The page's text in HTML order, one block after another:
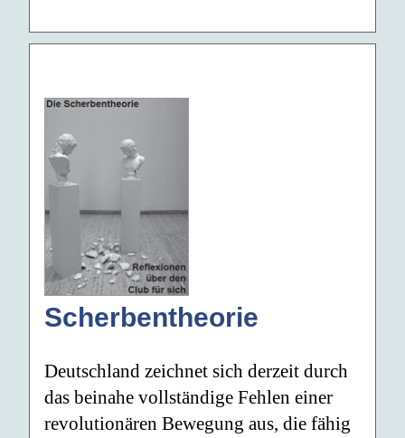
Scherbentheorie
Deutschland zeichnet sich derzeit durch
das beinahe vollständige Fehlen einer
revolutionären Bewegung aus, die fähig